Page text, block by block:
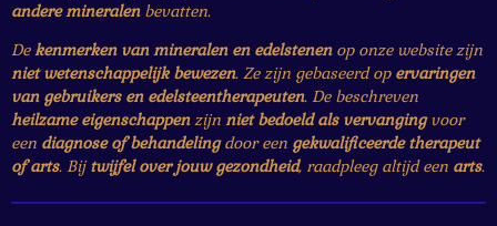
andere mineralenbevatten.
Dekenmerken van mineralen en edelstenenop onze website zijn
niet wetenschappelijk bewezen. Ze zijn gebaseerd op ervaringen
van gebruikers en edelsteentherapeuten. De beschreven
heilzame eigenschappenzijn niet bedoeld als vervangingvoor
een diagnose of behandelingdoor een gekwalificeerde therapeut
of arts. Bijtwijfel over jouw gezondheid, raadpleeg altijd een arts.